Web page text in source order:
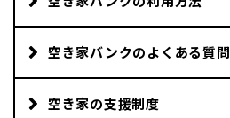
空き家バンクのよくある質問
空き家の支援制度